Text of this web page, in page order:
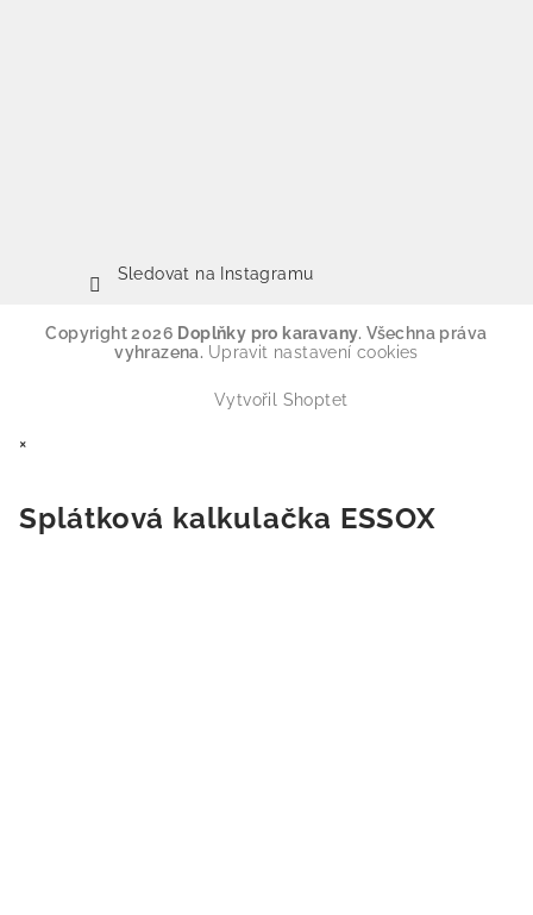
Sledovat na Instagramu
Copyright 2026 Doplňky pro karavany. Všechna práva
vyhrazena. Upravit nastavení cookies
Vytvořil Shoptet
×
Splátková kalkulačka ESSOX